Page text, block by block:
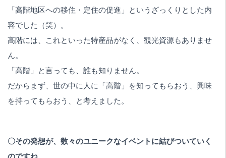
「高階地区への移住・定住の促進」というざっくりとした内
容でした（笑）。
高階には、これといった特産品がなく、観光資源もありませ
ん。
「高階」と言っても、誰も知りません。
だからまず、世の中に人に「高階」を知ってもらおう、興味
を持ってもらおう、と考えました。
〇その発想が、数々のユニークなイベントに結びついていく